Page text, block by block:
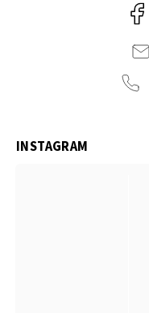
INSTAGRAM